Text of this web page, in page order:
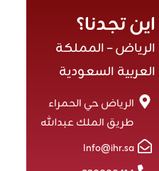
اين تجدنا؟
الرياض – المملكة
العربية السعودية
الرياض حي الحمراء
طريق الملك عبدالله
Info@ihr.sa